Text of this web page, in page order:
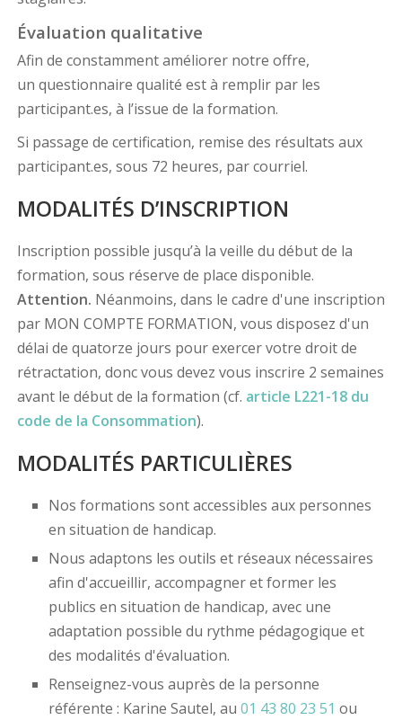
Évaluation qualitative
Afin de constamment améliorer notre offre,
un questionnaire qualité est à remplir par les
participant.es, à l’issue de la formation.
Si passage de certification, remise des résultats aux
participant.es, sous 72 heures, par courriel.
MODALITÉS D’INSCRIPTION
Inscription possible jusqu’à la veille du début de la
formation, sous réserve de place disponible.
Attention. Néanmoins, dans le cadre d'une inscription
par MON COMPTE FORMATION, vous disposez d'un
délai de quatorze jours pour exercer votre droit de
rétractation, donc vous devez vous inscrire 2 semaines
avant le début de la formation (cf. article L221-18 du
code de la Consommation).
MODALITÉS PARTICULIÈRES
Nos formations sont accessibles aux personnes
en situation de handicap.
Nous adaptons les outils et réseaux nécessaires
afin d'accueillir, accompagner et former les
publics en situation de handicap, avec une
adaptation possible du rythme pédagogique et
des modalités d'évaluation.
Renseignez-vous auprès de la personne
référente : Karine Sautel, au 01 43 80 23 51 ou